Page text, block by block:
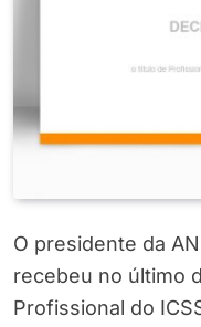
O presidente da
recebeu no último
Profissional do